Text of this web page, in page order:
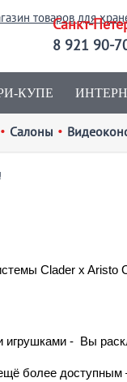
Санкт-
8 921 90-
КУПЕ
• Салоны •
Clader x Aristo
- Вы
более